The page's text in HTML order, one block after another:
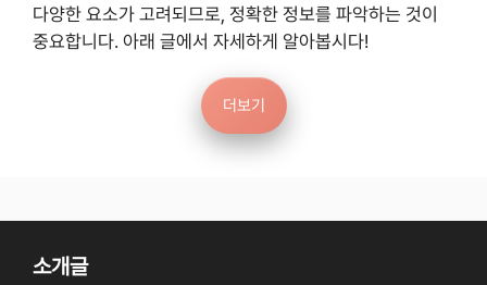
다양한 요소가 고려되므로, 정확한 정보를 파악하는 것이
중요합니다. 아래 글에서 자세하게 알아봅시다!
더보기
소개글